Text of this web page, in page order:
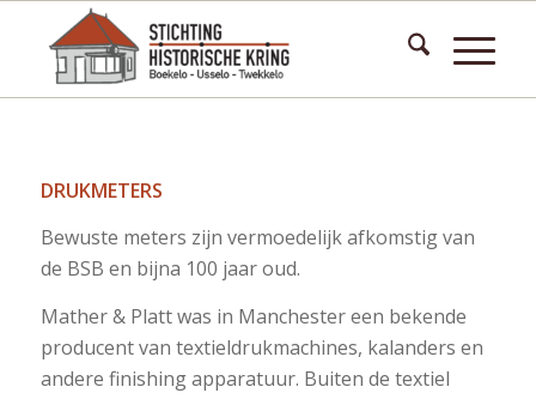
DRUKMETERS
Bewuste meters zijn vermoedelijk afkomstig van
de BSB en bijna 100 jaar oud.
Mather & Platt was in Manchester een bekende
producent van textieldrukmachines, kalanders en
andere finishing apparatuur. Buiten de textiel